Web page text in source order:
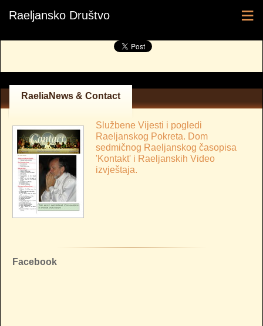
Raeljansko Društvo ≡
RaeliaNews & Contact
Službene Vijesti i pogledi
Raeljanskog Pokreta. Dom
sedmičnog Raeljanskog časopisa
'Kontakt' i Raeljanskih Video
izvještaja.
Facebook